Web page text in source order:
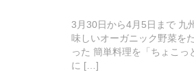
3月30日から4月5日まで 九
味しいオーガニック野菜を
った 簡単料理を「ちょこっ
に […]